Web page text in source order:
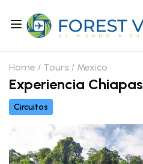
Home Tours Mexico
Experiencia Chiapas
Circuitos